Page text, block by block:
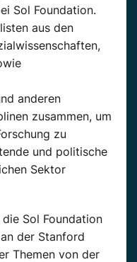
Sol Foundation.
aus den
anderen
zusammen, um
zu
und politische
Sektor
Sol Foundation
der Stanford
Themen von der